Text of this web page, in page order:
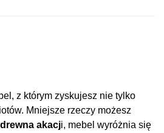
z którym zyskujesz nie tylko
Mniejsze rzeczy możesz
akacji, mebel wyróżnia się